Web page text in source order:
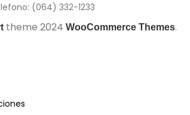
(064) 332-1233
theme 2024 WooCommerce Themes.